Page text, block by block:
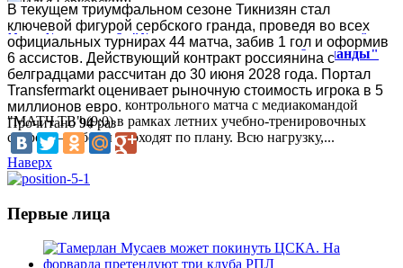
Илья Берковский: "Хорошо, что торпедовскую молодёжь
привлекают к тренировкам и играм основной команды"
Интервью полузащитника московского "Торпедо" Ильи
Берковского после контрольного матча с медиакомандой
"МАТЧ ТВ" (9:0) в рамках летних учебно-тренировочных
сборов.— Сборы проходят по плану. Всю нагрузку,...
В текущем триумфальном сезоне Тикнизян стал
ключевой фигурой сербского гранда, проведя во всех
официальных турнирах 44 матча, забив 1 гол и оформив
6 ассистов. Действующий контракт россиянина с
белградцами рассчитан до 30 июня 2028 года. Портал
Transfermarkt оценивает рыночную стоимость игрока в 5
миллионов евро.
Прочитано94раз
Наверх
Первые лица